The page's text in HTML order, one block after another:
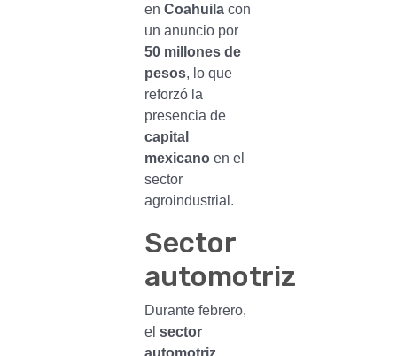
en Coahuilacon
un anuncio por
50 millones de
pesos, lo que
reforzó la
presencia de
capital
mexicanoen el
sector
agroindustrial.
Sector
automotriz
Durante febrero,
el sector
automotriz